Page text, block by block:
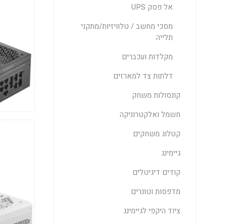
אל פסק UPS
מסכי מחשב / טלוויזיות/מתקני
תלייה
מקלדות ועכברים
דלתות צד למארזים
קונסולות משחק
חשמל ואלקטרוניקה
קטלוג משחקים
גיימינג
קודים דיגיטלים
מדפסות וטונרים
ציוד היקפי לגיימינג